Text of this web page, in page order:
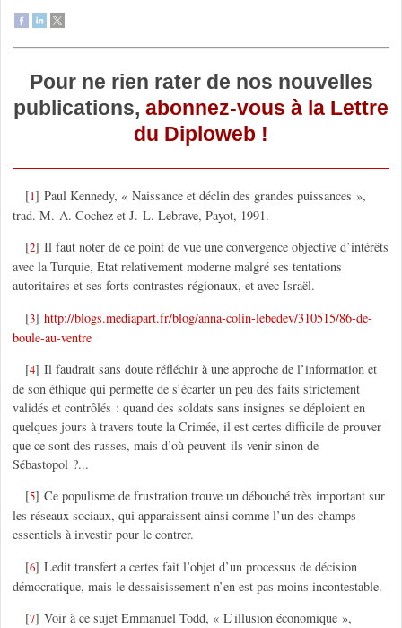
Pour ne rien rater de nos nouvelles
publications, abonnez-vous à la Lettre
du Diploweb !
[1]Paul Kennedy, « Naissance et déclin des grandes puissances »,
trad. M.-A. Cochez et J.-L. Lebrave, Payot, 1991.
[2]Il faut noter de ce point de vue une convergence objective d’intérêts
avec la Turquie, Etat relativement moderne malgré ses tentations
autoritaires et ses forts contrastes régionaux, et avec Israël.
[3]http://blogs.mediapart.fr/blog/anna-colin-lebedev/310515/86-de-
boule-au-ventre
[4]Il faudrait sans doute réfléchir à une approche de l’information et
de son éthique qui permette de s’écarter un peu des faits strictement
validés et contrôlés : quand des soldats sans insignes se déploient en
quelques jours à travers toute la Crimée, il est certes difficile de prouver
que ce sont des russes, mais d’où peuvent-ils venir sinon de
Sébastopol ?...
[5]Ce populisme de frustration trouve un débouché très important sur
les réseaux sociaux, qui apparaissent ainsi comme l’un des champs
essentiels à investir pour le contrer.
[6]Ledit transfert a certes fait l’objet d’un processus de décision
démocratique, mais le dessaisissement n’en est pas moins incontestable.
[7]Voir à ce sujet Emmanuel Todd, « L’illusion économique »,